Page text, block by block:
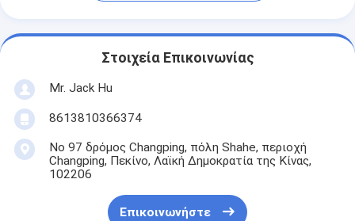
Στοιχεία Επικοινωνίας
Mr. Jack Hu
8613810366374
Νο 97 δρόμος Changping, πόλη Shahe, περιοχή
Changping, Πεκίνο, Λαϊκή Δημοκρατία της Κίνας,
102206
Επικοινωνήστε